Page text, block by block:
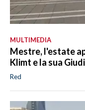
MULTIMEDIA
Mestre, l'estate
Klimt e la sua
Red